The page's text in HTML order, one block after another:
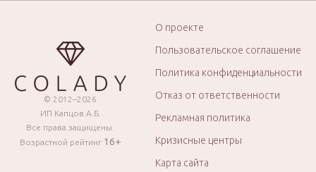
© 2012–2026
ИП Капцов А.Б.
Все права защищены.
Возрастной рейтинг 16+
О проекте
Пользовательское соглашение
Политика конфиденциальности
Отказ от ответственности
Рекламная политика
Кризисные центры
Карта сайта